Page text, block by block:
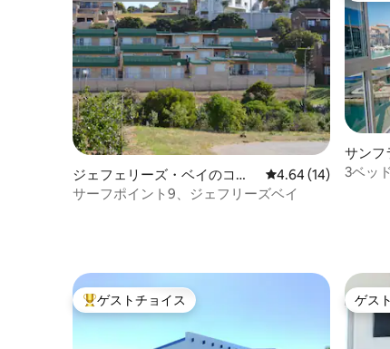
ジェフェリーズ・ベイのコン
ドミニアム
レビュー14件、5つ
4.64 (14)
サーフポイント9、ジェフリーズベイ
サンフ
ミニア
3ベッ
大好評のゲストチョイスです。
ゲストチョイス ゲス
ゲス